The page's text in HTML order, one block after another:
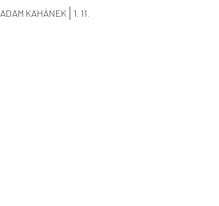
ADAM KAHÁNEK 1. 11.